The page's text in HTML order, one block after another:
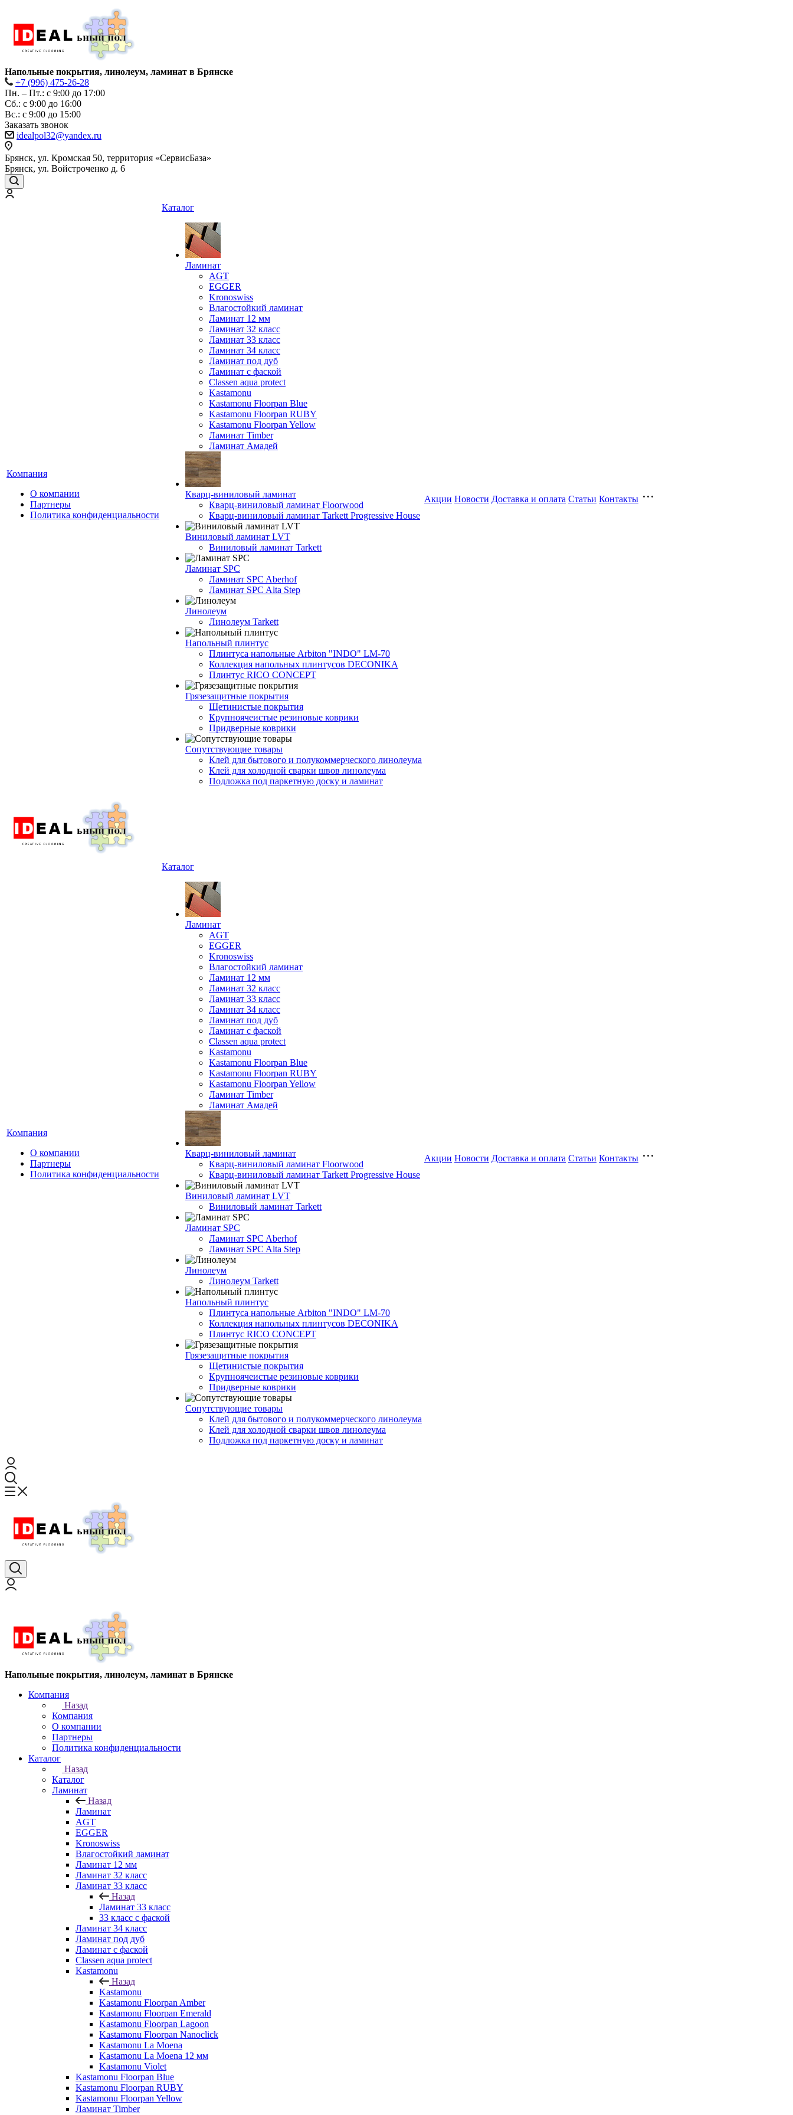
Напольные покрытия, линолеум, ламинат в Брянске
+7 (996) 475-26-28
Пн. – Пт.: с 9:00 до 17:00
Сб.: с 9:00 до 16:00
Bc.: с 9:00 до 15:00
Заказать звонок
idealpol32@yandex.ru
Брянск, ул. Кромская 50, территория «СервисБаза»
Брянск, ул. Войстроченко д. 6
Компания
О компании
Партнеры
Политика конфиденциальности
Каталог
Ламинат
AGT
EGGER
Kronoswiss
Влагостойкий ламинат
Ламинат 12 мм
Ламинат 32 класс
Ламинат 33 класс
Ламинат 34 класс
Ламинат под дуб
Ламинат с фаской
Classen aqua protect
Kastamonu
Kastamonu Floorpan Blue
Kastamonu Floorpan RUBY
Kastamonu Floorpan Yellow
Ламинат Timber
Ламинат Амадей
Кварц-виниловый ламинат
Кварц-виниловый ламинат Floorwood
Кварц-виниловый ламинат Tarkett Progressive House
Виниловый ламинат LVT
Виниловый ламинат Tarkett
Ламинат SPC
Ламинат SPC Aberhof
Ламинат SPC Alta Step
Линолеум
Линолеум Tarkett
Напольный плинтус
Плинтуса напольные Arbiton "INDO" LM-70
Коллекция напольных плинтусов DECONIKA
Плинтус RICO CONCEPT
Грязезащитные покрытия
Щетинистые покрытия
Крупноячеистые резиновые коврики
Придверные коврики
Сопутствующие товары
Клей для бытового и полукоммерческого линолеума
Клей для холодной сварки швов линолеума
Подложка под паркетную доску и ламинат
Акции Новости Доставка и оплата Статьи Контакты
Компания
О компании
Партнеры
Политика конфиденциальности
Каталог
Ламинат
AGT
EGGER
Kronoswiss
Влагостойкий ламинат
Ламинат 12 мм
Ламинат 32 класс
Ламинат 33 класс
Ламинат 34 класс
Ламинат под дуб
Ламинат с фаской
Classen aqua protect
Kastamonu
Kastamonu Floorpan Blue
Kastamonu Floorpan RUBY
Kastamonu Floorpan Yellow
Ламинат Timber
Ламинат Амадей
Кварц-виниловый ламинат
Кварц-виниловый ламинат Floorwood
Кварц-виниловый ламинат Tarkett Progressive House
Виниловый ламинат LVT
Виниловый ламинат Tarkett
Ламинат SPC
Ламинат SPC Aberhof
Ламинат SPC Alta Step
Линолеум
Линолеум Tarkett
Напольный плинтус
Плинтуса напольные Arbiton "INDO" LM-70
Коллекция напольных плинтусов DECONIKA
Плинтус RICO CONCEPT
Грязезащитные покрытия
Щетинистые покрытия
Крупноячеистые резиновые коврики
Придверные коврики
Сопутствующие товары
Клей для бытового и полукоммерческого линолеума
Клей для холодной сварки швов линолеума
Подложка под паркетную доску и ламинат
Акции Новости Доставка и оплата Статьи Контакты
Напольные покрытия, линолеум, ламинат в Брянске
Компания
Назад
Компания
О компании
Партнеры
Политика конфиденциальности
Каталог
Назад
Каталог
Ламинат
Назад
Ламинат
AGT
EGGER
Kronoswiss
Влагостойкий ламинат
Ламинат 12 мм
Ламинат 32 класс
Ламинат 33 класс
Назад
Ламинат 33 класс
33 класс с фаской
Ламинат 34 класс
Ламинат под дуб
Ламинат с фаской
Classen aqua protect
Kastamonu
Назад
Kastamonu
Kastamonu Floorpan Amber
Kastamonu Floorpan Emerald
Kastamonu Floorpan Lagoon
Kastamonu Floorpan Nanoclick
Kastamonu La Moena
Kastamonu La Moena 12 мм
Kastamonu Violet
Kastamonu Floorpan Blue
Kastamonu Floorpan RUBY
Kastamonu Floorpan Yellow
Ламинат Timber